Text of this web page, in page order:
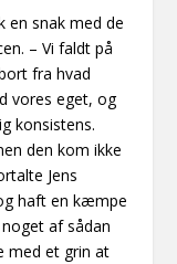
en snak med de
– Vi faldt på
fra hvad
vores eget, og
konsistens.
den kom ikke
Jens
haft en kæmpe
af sådan
med et grin at